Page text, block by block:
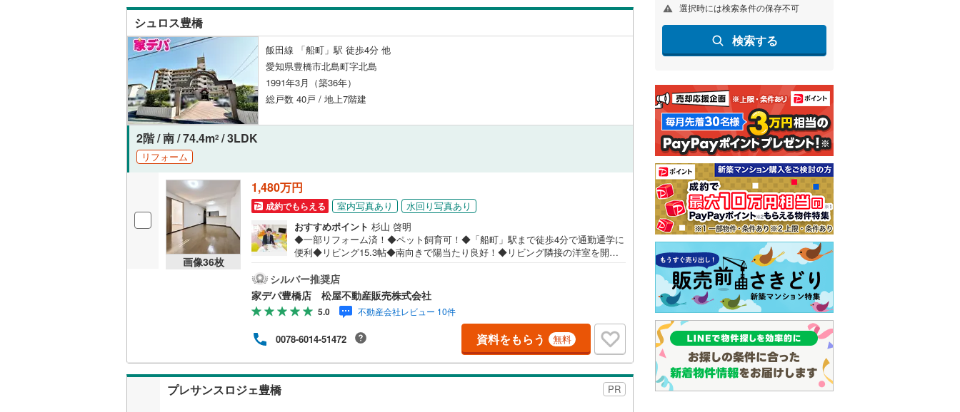
シュロス豊橋
飯田線 「船町」駅 徒歩4分 他
愛知県豊橋市北島町字北島
1991年3月（築36年）
総戸数 40戸 / 地上7階建
2階 / 南 / 74.4m2 / 3LDK
リフォーム
画像36枚
1,480万円
成約でもらえる 室内写真あり
水回り写真あり
おすすめポイント 杉山 啓明
◆一部リフォーム済！◆ペット飼育可！◆「船町」駅まで徒歩4分で通勤通学に
便利◆リビング15.3帖◆南向きで陽当たり良好！◆リビング隣接の洋室を開放
15分 ・豊城中学校 徒歩22分●家デパ 松屋不動産販売 のつよみ●・豊橋市・
豊川市・知立市・浜松市の4店舗営業中！三河エリア・遠州エリアの物件ならお
まかせください。新築戸建、中古戸建、中古マンション、土地をお客様のご希
望に合わせてご提案いたします！・中古物件のリフォーム実績多数！中古物件
をご購入の際、約70％という多くの方々がリフォームを行っています。新築購
入より低コストで、新築同様の快適なお住まいを実現できます。・キッズスペ
ース用意しております。ぜひご家族そろってご来場ください。・営業時間 午前
9時00分～午後6時30分 （定休日:水曜日）この時間帯はお電話でのお問い合わ
せがスムーズにご案内できます。右下の電話ボタンをタッチ！もしくはお気軽
シルバー推奨店
家デパ豊橋店 松屋不動産販売株式会社
5.0 不動産会社レビュー 10件
0078-6014-51472 資料をもらう 無料
プレサンスロジェ豊橋 PR
選択時には検索条件の保存不可
検索する